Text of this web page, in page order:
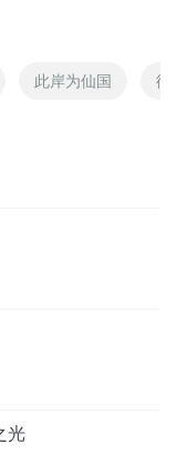
此岸为仙国 彼
光